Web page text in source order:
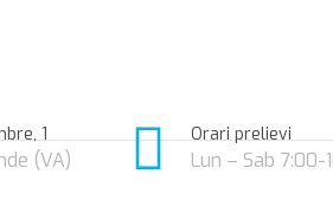
1
(VA)
Orari prelievi
Lun – Sab 7:00-